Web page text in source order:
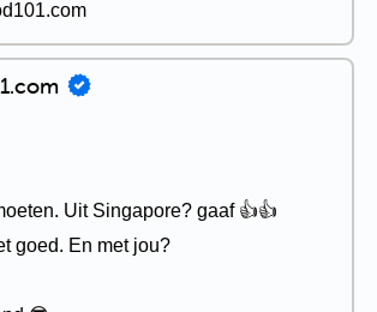
Uit Singapore? gaaf 👍👍
goed. En met jou?